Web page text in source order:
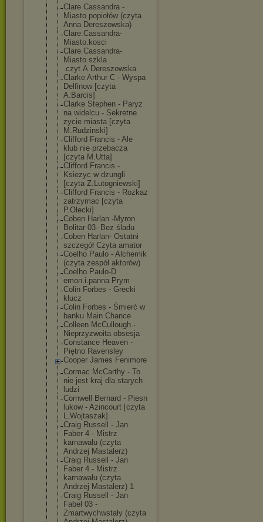
Clare Cassandra -
Miasto popiołów (czyta
Anna Dereszowska)
Clare.Cassandra-
Miasto.kosci
Clare.Cassandra-
Miasto.szkla
.czyt.A.Dereszowska
Clarke Arthur C - Wyspa
Delfinow [czyta
A.Barcis]
Clarke Stephen - Paryz
na widelcu - Sekretne
zycie miasta [czyta
M.Rudzinski]
Clifford Francis - Ale
klub nie przebacza
[czyta M.Utta]
Clifford Francis -
Ksiezyc w dzungli
[czyta Z.Lutogniewski]
Clifford Francis - Rozkaz
zatrzymac [czyta
P.Olecki]
Coben Harlan -Myron
Bolitar 03- Bez śladu
Coben Harlan- Ostatni
szczegół Czyta amator
Coelho Paulo - Alchemik
(czyta zespół aktorów)
Coelho.Paulo-D
emon.i.panna.Prym
Colin Forbes - Grecki
klucz
Colin Forbes - Śmierć w
banku Main Chance
Colleen McCullough -
Nieprzyzwoita obsesja
Constance Heaven -
Piętno Ravensley
Cooper James Fenimore
Cormac McCarthy - To
nie jest kraj dla starych
ludzi
Cornwell Bernard - Piesn
lukow - Azincourt [czyta
L.Wojtaszak]
Craig Russell - Jan
Faber 4 - Mistrz
karnawału (czyta
Andrzej Mastalerz)
Craig Russell - Jan
Faber 4 - Mistrz
karnawału (czyta
Andrzej Mastalerz) 1
Craig Russell - Jan
Fabel 03 -
Zmartwychwstały (czyta